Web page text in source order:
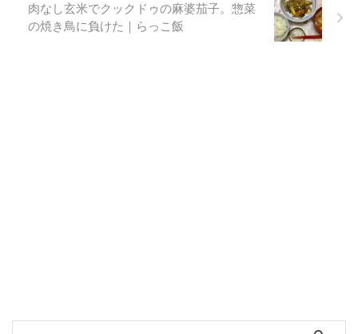
肉なし玄米でクックドゥの麻婆茄子。惣菜
の焼き鳥に負けた｜らっこ飯